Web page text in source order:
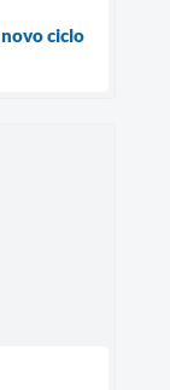
ciclo